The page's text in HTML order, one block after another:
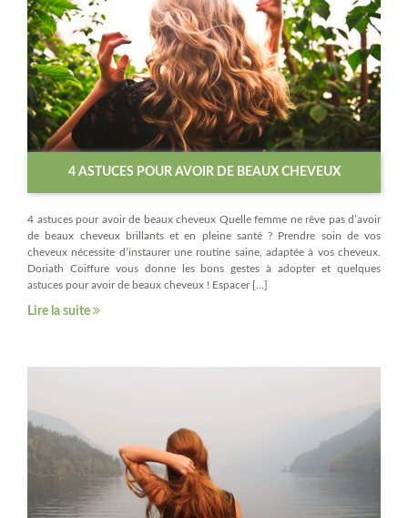
4 ASTUCES POUR AVOIR DE BEAUX CHEVEUX
4 astuces pour avoir de beaux cheveux Quelle femme ne rêve pas d’avoir
de beaux cheveux brillants et en pleine santé ? Prendre soin de vos
cheveux nécessite d’instaurer une routine saine, adaptée à vos cheveux.
Doriath Coiffure vous donne les bons gestes à adopter et quelques
astuces pour avoir de beaux cheveux ! Espacer […]
Lire la suite